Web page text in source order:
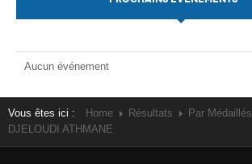
Aucun événement
Vous êtes ici : Home Résultats Par Médaillés
DJELOUDI ATHMANE